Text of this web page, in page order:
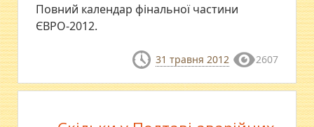
Повний календар фінальної частини
ЄВРО-2012.
31 травня 2012 2607